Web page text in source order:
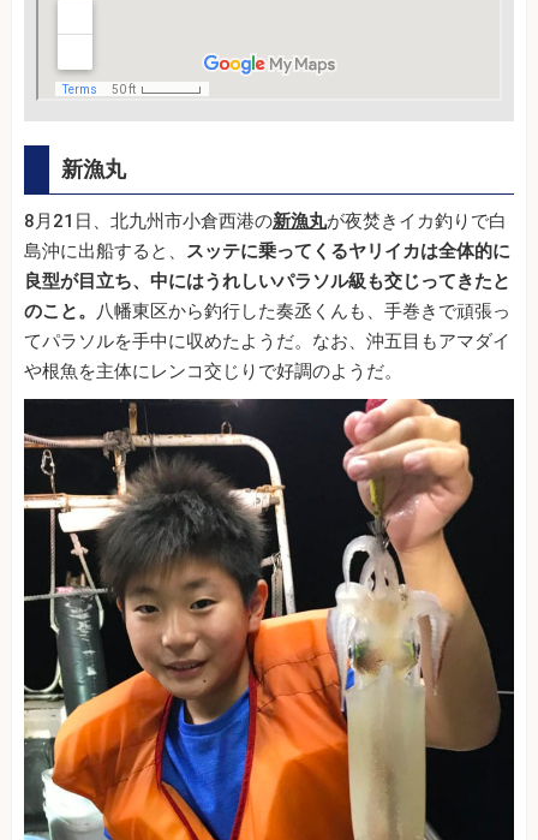
新漁丸
8月21日、北九州市小倉西港の新漁丸が夜焚きイカ釣りで白
島沖に出船すると、 スッテに乗ってくるヤリイカは全体的に
良型が目立ち、中にはうれしいパラソル級も交じってきたと
のこと。
八幡東区から釣行した奏丞くんも、手巻きで頑張っ
てパラソルを手中に収めたようだ。なお、沖五目もアマダイ
や根魚を主体にレンコ交じりで好調のようだ。